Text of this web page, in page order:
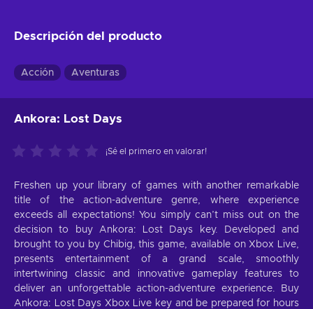
Descripción del producto
Acción Aventuras
Ankora: Lost Days
¡Sé el primero en valorar!
Freshen up your library of games with another remarkable
title of the action-adventure genre, where experience
exceeds all expectations! You simply can’t miss out on the
decision to buy Ankora: Lost Days key. Developed and
brought to you by Chibig, this game, available on Xbox Live,
presents entertainment of a grand scale, smoothly
intertwining classic and innovative gameplay features to
deliver an unforgettable action-adventure experience. Buy
Ankora: Lost Days Xbox Live key and be prepared for hours